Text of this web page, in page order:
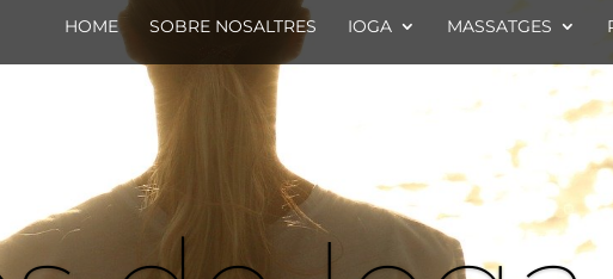
HOME SOBRE NOSALTRES IOGA MASSATGES